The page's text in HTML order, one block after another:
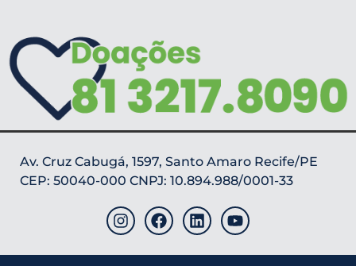
Av. Cruz Cabugá, 1597, Santo Amaro Recife/PE
CEP: 50040-000 CNPJ: 10.894.988/0001-33